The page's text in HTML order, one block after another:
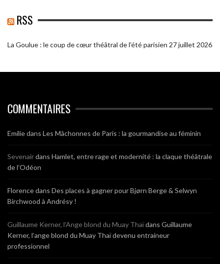
RSS
La Goulue : le coup de cœur théâtral de l’été parisien 27 juillet 2026
COMMENTAIRES
Emiliedans Les Mâchonnes de Paris : la gourmandise au féminin
Sevenairdans Hamlet, entre rage et modernité : la claque théâtrale
de l’Odéon
Florencedans Des places à gagner pour Bjørn Berge & Selwyn
Birchwood à Andrésy !
Guillaume Kerner, l’Ange blond du Muay Thaïdans Guillaume
Kerner, l’ange blond du Muay Thaï devenu entraineur
professionnel